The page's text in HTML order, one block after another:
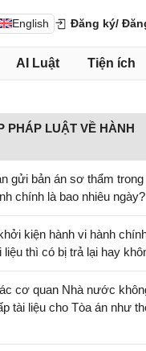
English Đăng ký/
AI Luật Tiện ích
PHÁP LUẬT VỀ HÀNH
gửi bản án sơ thẩm
chính là bao nhiêu ngày?
kiện hành vi hành
liệu thì có bị trả lại hay
cơ quan Nhà nước
tài liệu cho Tòa án như